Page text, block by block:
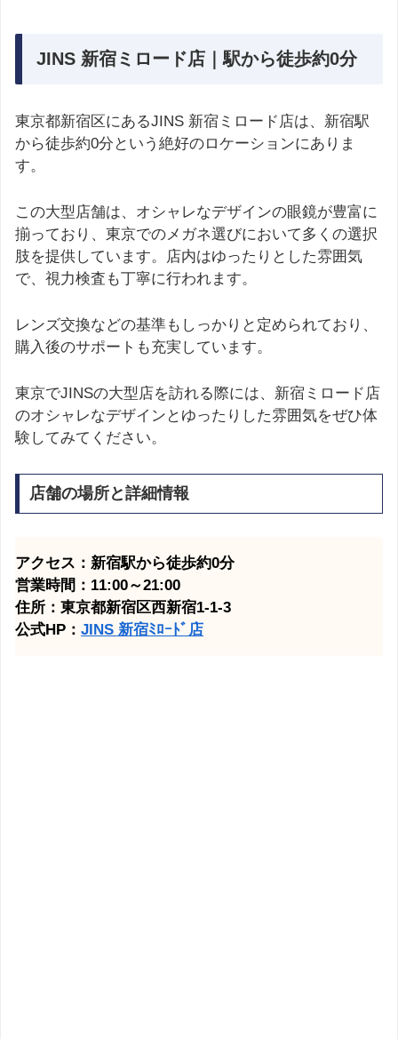
JINS 新宿ミロード店｜駅から徒歩約0分
東京都新宿区にあるJINS 新宿ミロード店は、新宿駅
から徒歩約0分という絶好のロケーションにありま
す。
この大型店舗は、オシャレなデザインの眼鏡が豊富に
揃っており、東京でのメガネ選びにおいて多くの選択
肢を提供しています。店内はゆったりとした雰囲気
で、視力検査も丁寧に行われます。
レンズ交換などの基準もしっかりと定められており、
購入後のサポートも充実しています。
東京でJINSの大型店を訪れる際には、新宿ミロード店
のオシャレなデザインとゆったりした雰囲気をぜひ体
験してみてください。
店舗の場所と詳細情報
アクセス：新宿駅から徒歩約0分
営業時間：11:00～21:00
住所：東京都新宿区西新宿1-1-3
公式HP： JINS 新宿ﾐﾛｰﾄﾞ店